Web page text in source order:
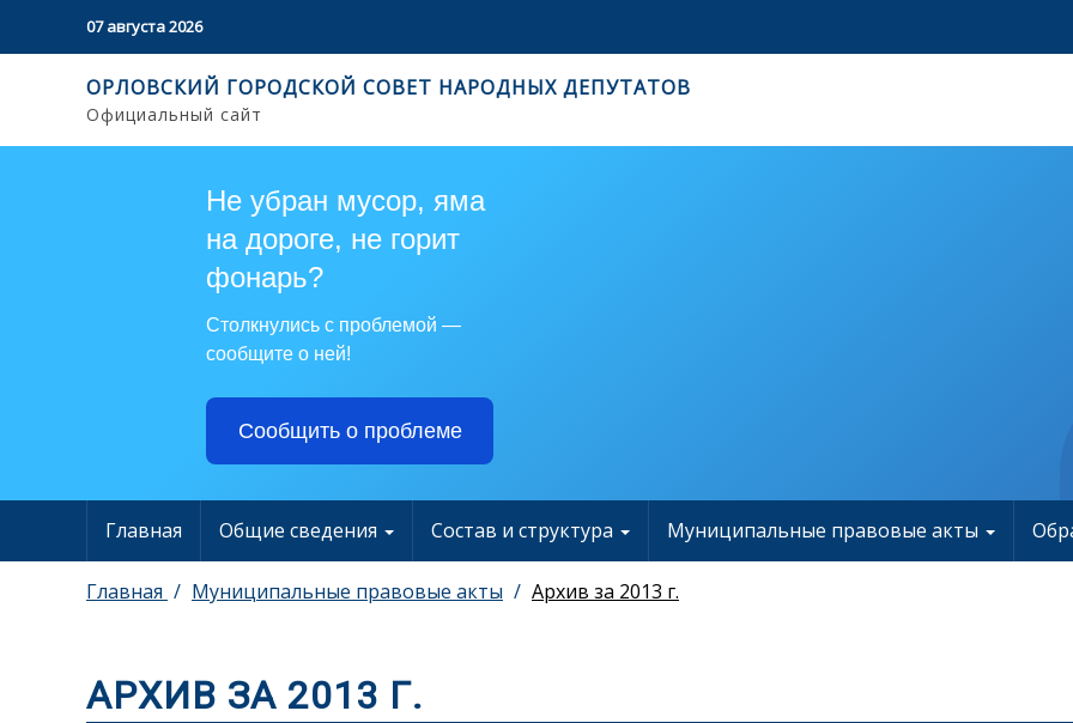
07 августа 2026
ОРЛОВСКИЙ ГОРОДСКОЙ СОВЕТ НАРОДНЫХ ДЕПУТАТОВ
Официальный сайт
Не убран мусор, яма
на дороге, не горит
фонарь?
Столкнулись с проблемой —
сообщите о ней!
Сообщить о проблеме
Главная Общие сведения Состав и структура Муниципальные правовые акты
Главная Муниципальные правовые акты Архив за 2013 г.
АРХИВ ЗА 2013 Г.